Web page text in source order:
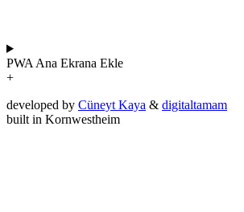
PWA Ana Ekrana Ekle
+
developed by Cüneyt Kaya & digitaltamam
built in Kornwestheim